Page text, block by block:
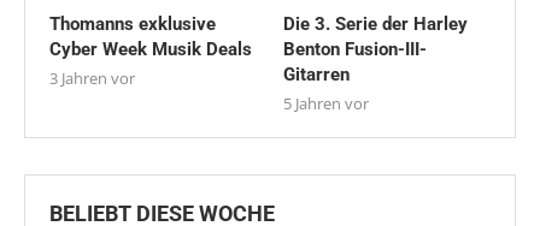
Thomanns exklusive
Cyber Week Musik Deals
3 Jahren vor
Die 3. Serie der Harley
Benton Fusion-III-
Gitarren
5 Jahren vor
BELIEBT DIESE WOCHE